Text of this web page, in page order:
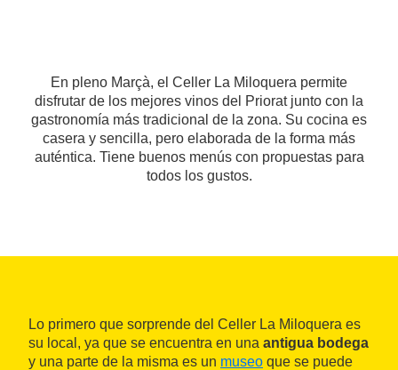
En pleno Marçà, el Celler La Miloquera permite
disfrutar de los mejores vinos del Priorat junto con la
gastronomía más tradicional de la zona. Su cocina es
casera y sencilla, pero elaborada de la forma más
auténtica. Tiene buenos menús con propuestas para
todos los gustos.
Lo primero que sorprende del Celler La Miloquera es
su local, ya que se encuentra en una antigua bodega
y una parte de la misma es un museo que se puede